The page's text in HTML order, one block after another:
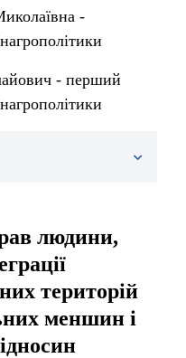
-
- перший
людини,
територій
меншин і